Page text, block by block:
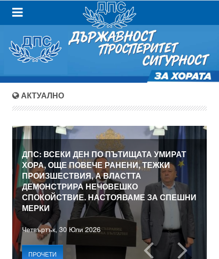
АКТУАЛНО
ДПС: ВСЕКИ ДЕН ПО ПЪТИЩАТА УМИРАТ
ХОРА, ОЩЕ ПОВЕЧЕ РАНЕНИ, ТЕЖКИ
ПРОИЗШЕСТВИЯ, А ВЛАСТТА
ДЕМОНСТРИРА НЕЧОВЕШКО
СПОКОЙСТВИЕ. НАСТОЯВАМЕ ЗА СПЕШНИ
МЕРКИ
Четвъртък, 30 Юли 2026
ПРОЧЕТИ